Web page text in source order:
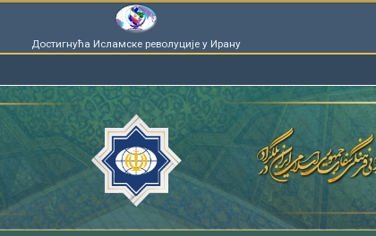
Достигнућа Исламске револуције у Ирану